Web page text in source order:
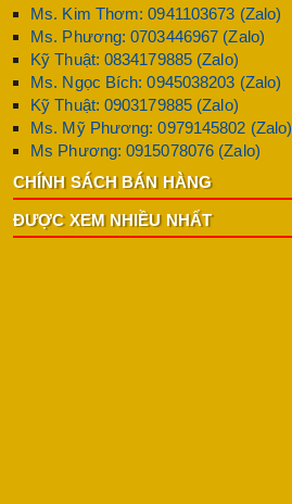
Ms. Kim Thơm: 0941103673 (Zalo)
Ms. Phương: 0703446967 (Zalo)
Kỹ Thuật: 0834179885 (Zalo)
Ms. Ngọc Bích: 0945038203 (Zalo)
Kỹ Thuật: 0903179885 (Zalo)
Ms. Mỹ Phương: 0979145802 (Zalo)
Ms Phương: 0915078076 (Zalo)
CHÍNH SÁCH BÁN HÀNG
ĐƯỢC XEM NHIỀU NHẤT